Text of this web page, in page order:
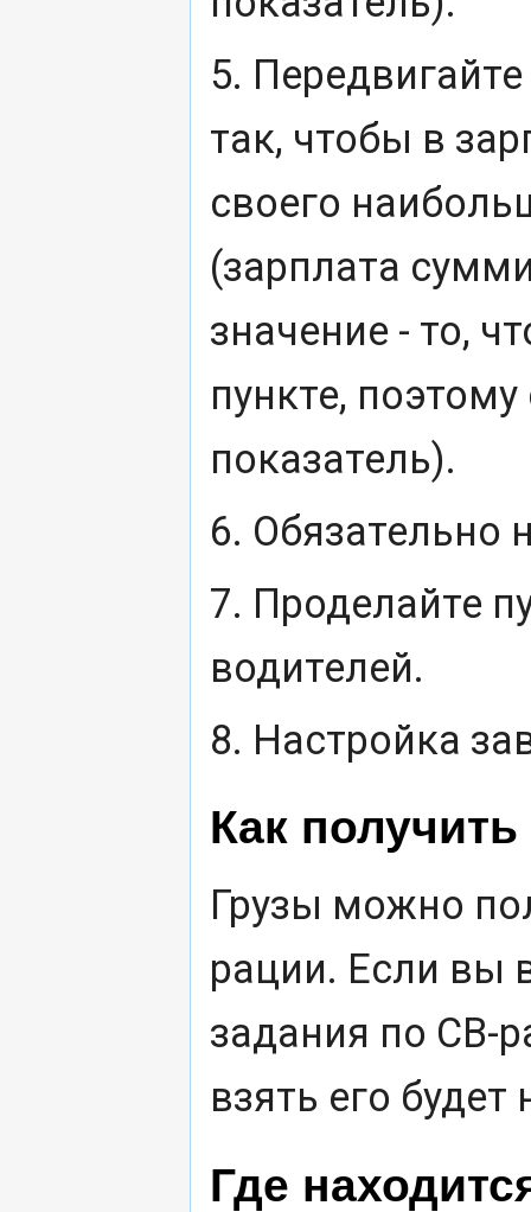
5.
так, чтобы в
своего
(зарплата
значение - то,
пункте,
показатель).
6. Обязательно
7. Проделайте
водителей.
8. Настройка
Как получить
Грузы можно
рации. Если вы
задания по СВ-
взять его
Где